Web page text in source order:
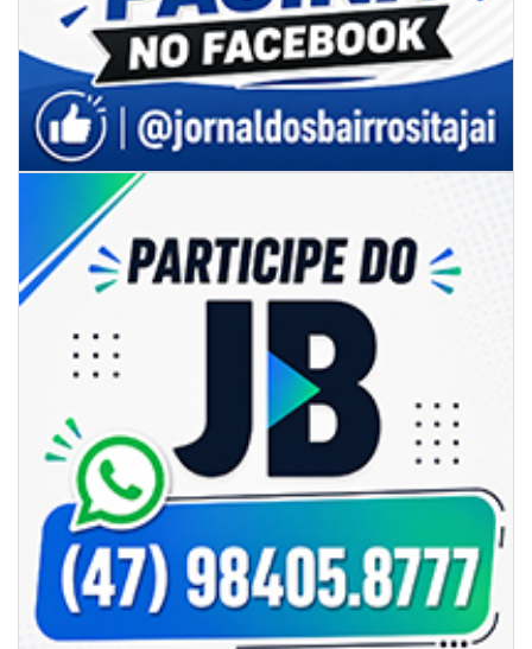
06/08/2026 | 07:00
Secretaria de Cultura retoma oficinas culturais com diversas
modalidades para a comunidade
BALNEÁRIO CAMBORIÚ